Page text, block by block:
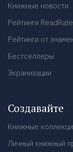
Книжные новости
Рейтинги ReadRate
Рейтинги от
Бестселлеры
Экранизации
Создавайте
Книжные
Личный книжный